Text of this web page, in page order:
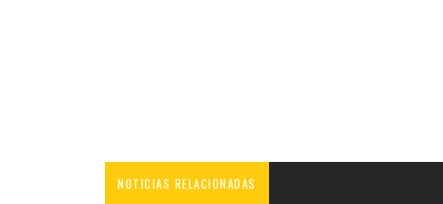
NOTICIAS RELACIONADAS